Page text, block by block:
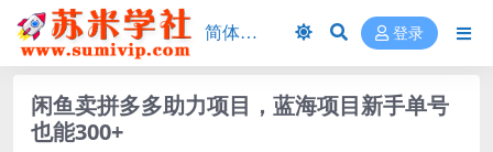
登录
闲鱼卖拼多多助力项目，蓝海项目新手单号
也能300+